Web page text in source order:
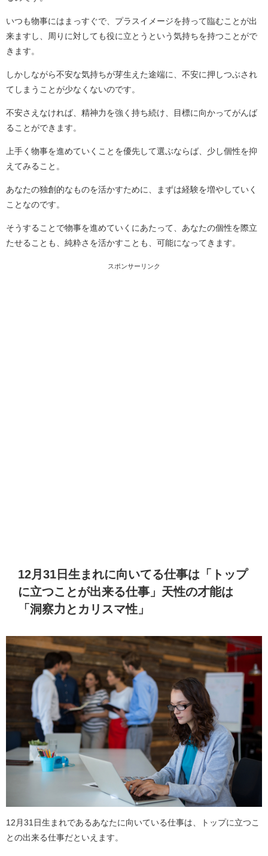
いつも物事にはまっすぐで、プラスイメージを持って臨むことが出
来ますし、周りに対しても役に立とうという気持ちを持つことがで
きます。
しかしながら不安な気持ちが芽生えた途端に、不安に押しつぶされ
てしまうことが少なくないのです。
不安さえなければ、精神力を強く持ち続け、目標に向かってがんば
ることができます。
上手く物事を進めていくことを優先して選ぶならば、少し個性を抑
えてみること。
あなたの独創的なものを活かすために、まずは経験を増やしていく
ことなのです。
そうすることで物事を進めていくにあたって、あなたの個性を際立
たせることも、純粋さを活かすことも、可能になってきます。
スポンサーリンク
12月31日生まれに向いてる仕事は「トップ
に立つことが出来る仕事」天性の才能は
「洞察力とカリスマ性」
12月31日生まれであるあなたに向いている仕事は、トップに立つこ
との出来る仕事だといえます。